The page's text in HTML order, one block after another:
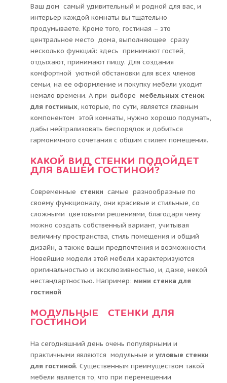
Ваш дом самый удивительный и родной для вас, и
интерьер каждой комнаты вы тщательно
продумываете. Кроме того, гостиная – это
центральное место дома, выполняющее сразу
несколько функций: здесь принимают гостей,
отдыхают, принимают пищу. Для создания
комфортной уютной обстановки для всех членов
семьи, на ее оформление и покупку мебели уходит
немало времени. А при выборе мебельных стенок
для гостиных, которые, по сути, является главным
компонентом этой комнаты, нужно хорошо подумать,
дабы нейтрализовать беспорядок и добиться
гармоничного сочетания с общим стилем помещения.
КАКОЙ ВИД СТЕНКИ ПОДОЙДЕТ
ДЛЯ ВАШЕЙ ГОСТИНОЙ?
Современные стенки самые разнообразные по
своему функционалу, они красивые и стильные, со
сложными цветовыми решениями, благодаря чему
можно создать собственный вариант, учитывая
величину пространства, стиль помещения и общий
дизайн, а также ваши предпочтения и возможности.
Новейшие модели этой мебели характеризуются
оригинальностью и эксклюзивностью, и, даже, некой
нестандартностью. Например: мини стенка для
гостиной
МОДУЛЬНЫЕ СТЕНКИ ДЛЯ
ГОСТИНОЙ
На сегодняшний день очень популярными и
практичными являются модульные и угловые стенки
для гостиной. Существенным преимуществом такой
мебели является то, что при перемещении